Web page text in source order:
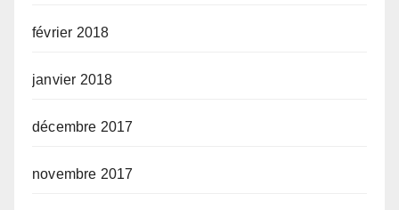
février 2018
janvier 2018
décembre 2017
novembre 2017